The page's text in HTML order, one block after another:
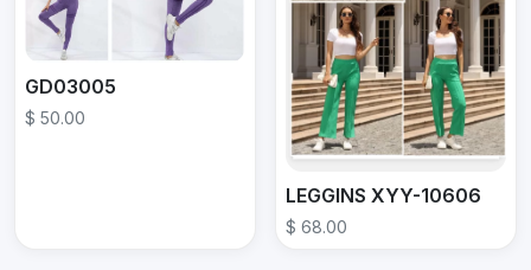
GD03005
$ 50.00
LEGGINS XYY-10606
$ 68.00